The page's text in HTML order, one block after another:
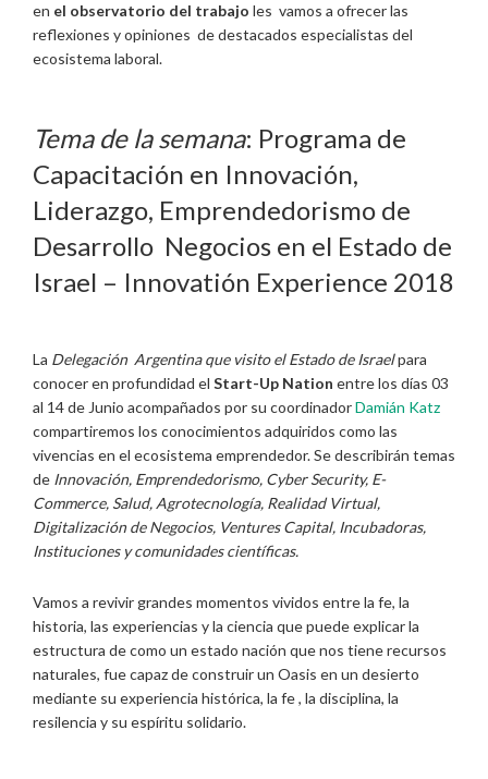
en el observatorio del trabajo les vamos a ofrecer las
reflexiones y opiniones de destacados especialistas del
ecosistema laboral.
Tema de la semana: Programa de
Capacitación en Innovación,
Liderazgo, Emprendedorismo de
Desarrollo Negocios en el Estado de
Israel – Innovatión Experience 2018
La Delegación Argentina que visito el Estado de Israelpara
conocer en profundidad el Start-Up Nation entre los días 03
al 14 de Junio acompañados por su coordinadorDamián Katz
compartiremos los conocimientos adquiridos como las
vivencias en el ecosistema emprendedor. Se describirán temas
de Innovación, Emprendedorismo, Cyber Security, E-
Commerce, Salud, Agrotecnología, Realidad Virtual,
Digitalización de Negocios, Ventures Capital, Incubadoras,
Instituciones y comunidades científicas.
Vamos a revivir grandes momentos vividos entre la fe, la
historia, las experiencias y la ciencia que puede explicar la
estructura de como un estado nación que nos tiene recursos
naturales, fue capaz de construir un Oasis en un desierto
mediante su experiencia histórica, la fe , la disciplina, la
resilencia y su espíritu solidario.